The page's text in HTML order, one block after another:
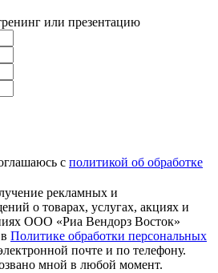
или презентацию
с политикой об обработке
рекламных и
о товарах, услугах, акциях и
ООО «Риа Вендорз Восток»
Политике обработки персональных
почте и по телефону.
мной в любой момент.